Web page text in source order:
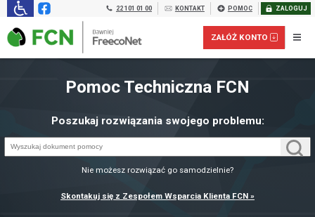
22 101 01 00 KONTAKT POMOC ZALOGUJ
ZAŁÓŻ KONTO
Pomoc Techniczna FCN
Poszukaj rozwiązania swojego problemu:
Nie możesz rozwiązać go samodzielnie?
Skontakuj się z Zespołem Wsparcia Klienta FCN »